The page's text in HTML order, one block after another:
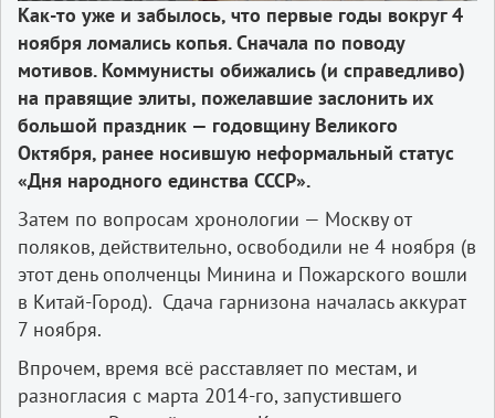
Как-то уже и забылось, что первые годы вокруг 4
ноября ломались копья. Сначала по поводу
мотивов. Коммунисты обижались (и справедливо)
на правящие элиты, пожелавшие заслонить их
большой праздник — годовщину Великого
Октября, ранее носившую неформальный статус
«Дня народного единства СССР».
Затем по вопросам хронологии — Москву от
поляков, действительно, освободили не 4 ноября (в
этот день ополченцы Минина и Пожарского вошли
в Китай-Город). Сдача гарнизона началась аккурат
7 ноября.
Впрочем, время всё расставляет по местам, и
разногласия с марта 2014-го, запустившего